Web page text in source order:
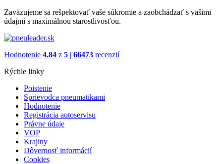
Zaväzujeme sa rešpektovať vaše súkromie a zaobchádzať s vašimi
údajmi s maximálnou starostlivosťou.
Hodnotenie 4.84 z 5 | 66473 recenzií
Rýchle linky
Poistenie
Sprievodca pneumatikami
Hodnotenie
Registrácia autoservisu
Právne údaje
VOP
Krajiny
Dôvernosť informácií
Cookies